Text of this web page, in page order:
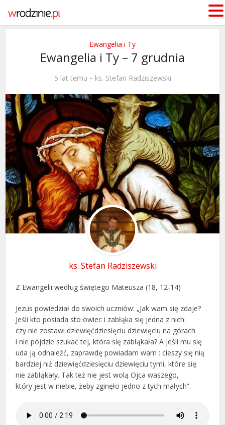
Ewangelia i Ty
Ewangelia i Ty – 7 grudnia
5 lat temu ks. Stefan Radziszewski
ks. Stefan Radziszewski
Z Ewangelii według świętego Mateusza (18, 12-14)
Jezus powiedział do swoich uczniów: „Jak wam się zdaje?
Jeśli kto posiada sto owiec i zabłąka się jedna z nich:
czy nie zostawi dziewięćdziesięciu dziewięciu na górach
i nie pójdzie szukać tej, która się zabłąkała? A jeśli mu się
uda ją odnaleźć, zaprawdę powiadam wam : cieszy się nią
bardziej niż dziewięćdziesięciu dziewięciu tymi, które się
nie zabłąkały. Tak też nie jest wolą Ojca waszego,
który jest w niebie, żeby zginęło jedno z tych małych”.